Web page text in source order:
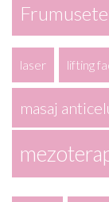
Frumusete
laser lifting
masaj